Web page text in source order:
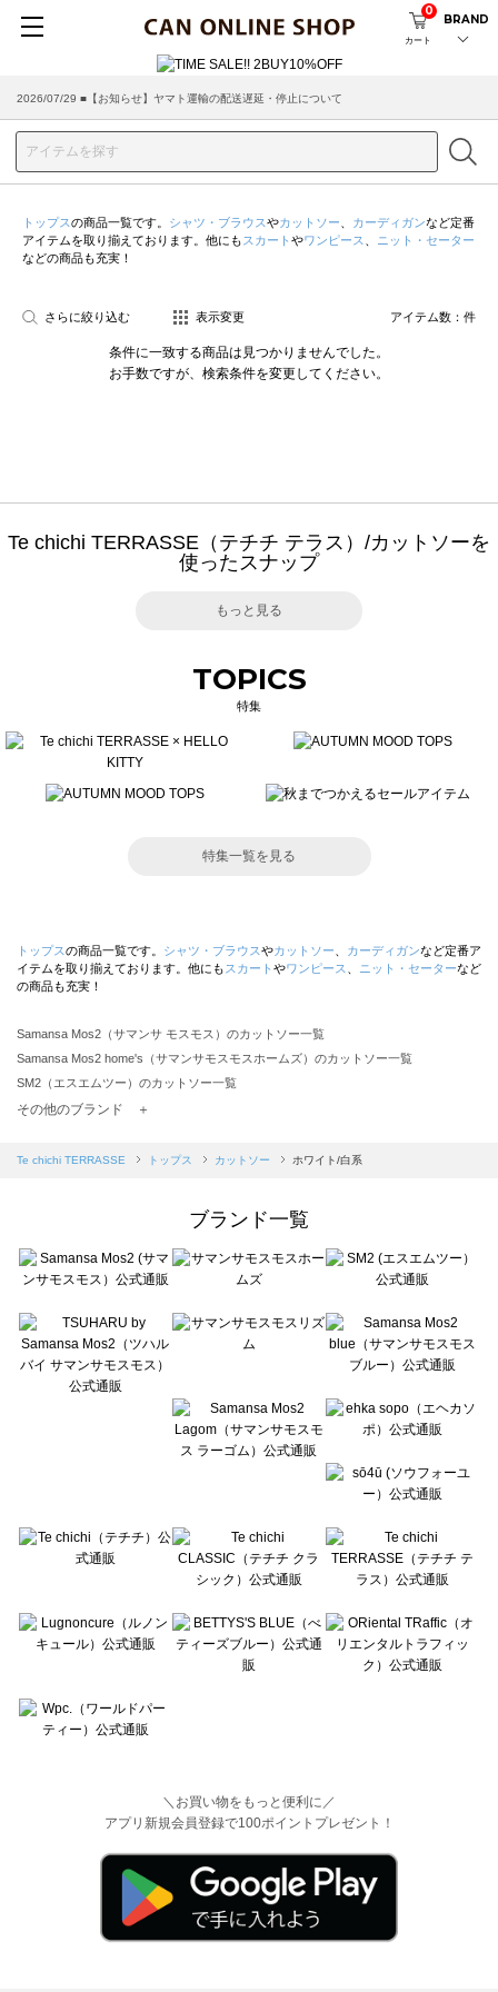
カート
0
BRAND
2026/07/29 ■【お知らせ】ヤマト運輸の配送遅延・停止について
トップスの商品一覧です。 シャツ・ブラウスやカットソー カーディガンなど定番
アイテムを取り揃えております。他にも スカート やワンピース
ニット・セーター
などの商品も充実！
さらに絞り込む 表示変更 アイテム数： 件
条件に一致する商品は見つかりませんでした。
お手数ですが、検索条件を変更してください。
Te chichi TERRASSE（テチチ テラス）/カットソーを
使ったスナップ
もっと見る
TOPICS
特集
特集一覧を見る
トップスの商品一覧です。 シャツ・ブラウスやカットソー カーディガンなど定番ア
イテムを取り揃えております。他にも スカート やワンピース ニット・セーターなど
の商品も充実！
Samansa Mos2（サマンサ モスモス）のカットソー一覧
Samansa Mos2 home's（サマンサモスモスホームズ）のカットソー一覧
SM2（エスエムツー）のカットソー一覧
TSUHARU by Samansa Mos2（ツハルバイサマンサモスモス）のカットソー一覧
Samansa Mos2 blue（サマンサモスモス ブルー）のカットソー一覧
sō4ū（ソウフォーユー）のカットソー一覧
Te chichi（テチチ）のカットソー一覧
Te chichi CLASSIC（テチチ クラシック）のカットソー一覧
Lugnoncure（ルノンキュール）のカットソー一覧
BETTY'S BLUE（べティーズブルー）のカットソー一覧
Wpc.（ワールドパーティー）のカットソー一覧
その他のブランド ＋
Te chichi TERRASSE トップス カットソー ホワイト/白系
ブランド一覧
＼お買い物をもっと便利に／
アプリ新規会員登録で100ポイントプレゼント！